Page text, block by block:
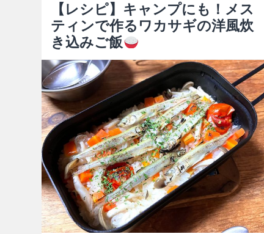
【レシピ】キャンプにも！メス
ティンで作るワカサギの洋風炊
き込みご飯